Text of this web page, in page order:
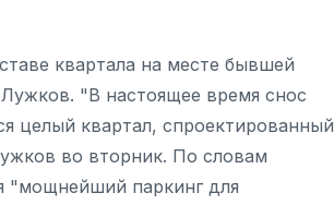
квартала на месте бывшей
"В настоящее время снос
целый квартал, спроектированный
во вторник. По словам
"мощнейший паркинг для